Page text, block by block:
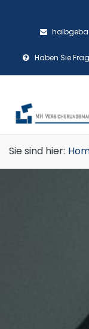
Haben Sie
Sie sind hier: